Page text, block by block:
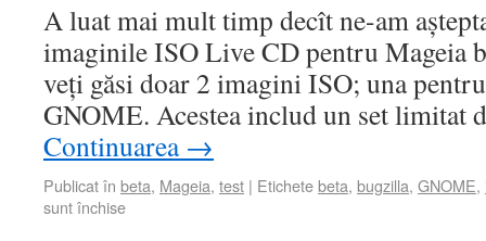
A luat mai mult timp decît ne-am
imaginile ISO Live CD pentru Mageia
veți găsi doar 2 imagini ISO; una
GNOME. Acestea includ un set
Continuarea →
Publicat în beta, Mageia, test | Etichetebeta, bugzilla, GNOME,
sunt închise